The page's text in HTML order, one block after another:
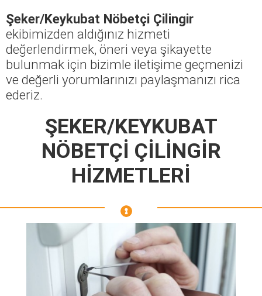
Şeker/Keykubat Nöbetçi Çilingir
ekibimizden aldığınız hizmeti
değerlendirmek, öneri veya şikayette
bulunmak için bizimle iletişime geçmenizi
ve değerli yorumlarınızı paylaşmanızı rica
ederiz.
ŞEKER/KEYKUBAT
NÖBETÇİ ÇİLİNGİR
HİZMETLERİ